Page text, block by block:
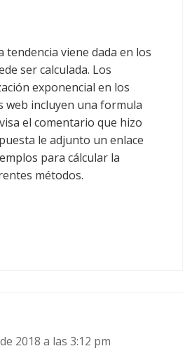
tendencia viene dada en los
ser calculada. Los
exponencial en los
web incluyen una formula
el comentario que hizo
le adjunto un enlace
para cálcular la
métodos.
2018 a las 3:12 pm